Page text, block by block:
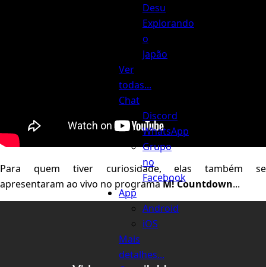
Desu
Explorando
o
Japão
Ver
todas...
Chat
Discord
WhatsApp
Grupo
no
Facebook
App
Android
iOS
Mais
detalhes...
Para quem tiver curiosidade, elas também se
apresentaram ao vivo no programaM! Countdown...